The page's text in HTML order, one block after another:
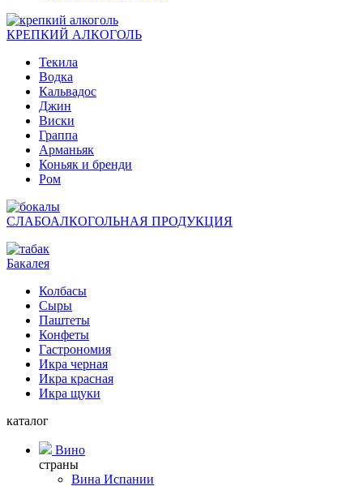
КРЕПКИЙ АЛКОГОЛЬ
Текила
Водка
Кальвадос
Джин
Виски
Граппа
Арманьяк
Коньяк и бренди
Ром
СЛАБОАЛКОГОЛЬНАЯ ПРОДУКЦИЯ
Бакалея
Колбасы
Сыры
Паштеты
Конфеты
Гастрономия
Икра черная
Икра красная
Икра щуки
каталог
Вино
страны
Вина Испании